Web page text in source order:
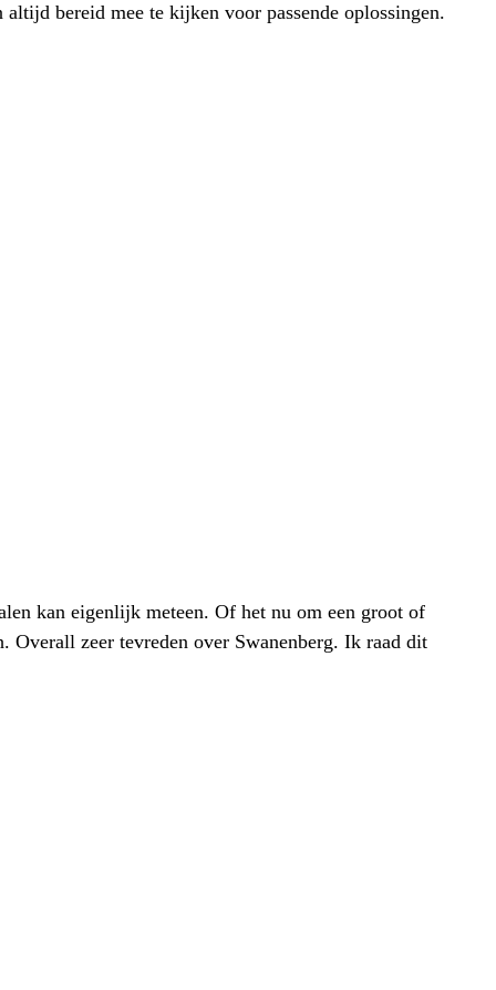
bereid mee te kijken voor passende oplossingen.
kan eigenlijk meteen. Of het nu om een groot of
Overall zeer tevreden over Swanenberg. Ik raad dit